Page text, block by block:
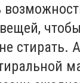
вещей,
стирать.